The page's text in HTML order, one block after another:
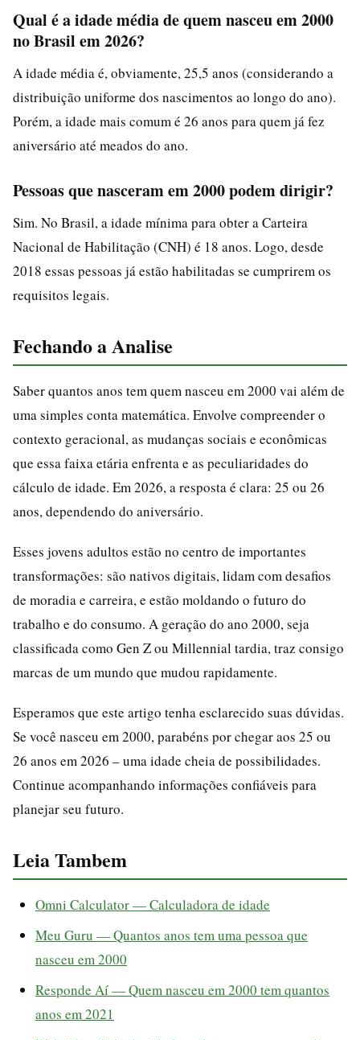
Qual é a idade média de quem nasceu em 2000
no Brasil em 2026?
A idade média é, obviamente, 25,5 anos (considerando a
distribuição uniforme dos nascimentos ao longo do ano).
Porém, a idade mais comum é 26 anos para quem já fez
aniversário até meados do ano.
Pessoas que nasceram em 2000 podem dirigir?
Sim. No Brasil, a idade mínima para obter a Carteira
Nacional de Habilitação (CNH) é 18 anos. Logo, desde
2018 essas pessoas já estão habilitadas se cumprirem os
requisitos legais.
Fechando a Analise
Saber quantos anos tem quem nasceu em 2000 vai além de
uma simples conta matemática. Envolve compreender o
contexto geracional, as mudanças sociais e econômicas
que essa faixa etária enfrenta e as peculiaridades do
cálculo de idade. Em 2026, a resposta é clara: 25 ou 26
anos, dependendo do aniversário.
Esses jovens adultos estão no centro de importantes
transformações: são nativos digitais, lidam com desafios
de moradia e carreira, e estão moldando o futuro do
trabalho e do consumo. A geração do ano 2000, seja
classificada como Gen Z ou Millennial tardia, traz consigo
marcas de um mundo que mudou rapidamente.
Esperamos que este artigo tenha esclarecido suas dúvidas.
Se você nasceu em 2000, parabéns por chegar aos 25 ou
26 anos em 2026 – uma idade cheia de possibilidades.
Continue acompanhando informações confiáveis para
planejar seu futuro.
Leia Tambem
Omni Calculator — Calculadora de idade
Meu Guru — Quantos anos tem uma pessoa que
nasceu em 2000
Responde Aí — Quem nasceu em 2000 tem quantos
anos em 2021